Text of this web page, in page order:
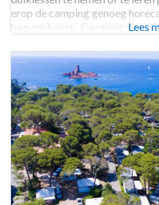
erop de camping genoeg
hoeven koken. Camping de la
Lees